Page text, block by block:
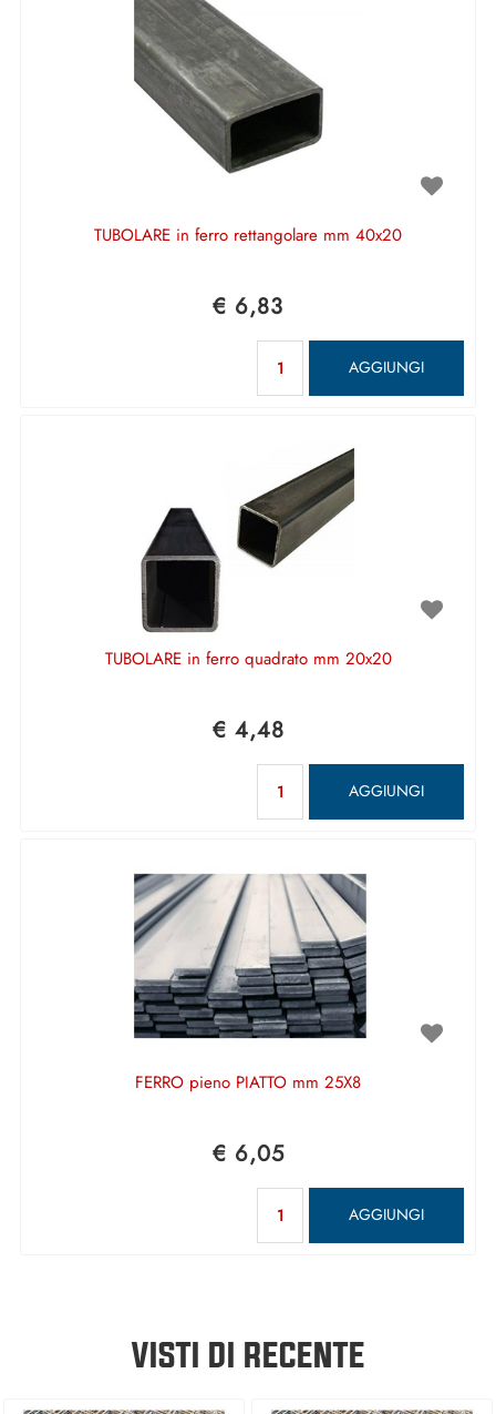
TUBOLARE in ferro rettangolare mm 40x20
€ 6,83
AGGIUNGI
TUBOLARE in ferro quadrato mm 20x20
€ 4,48
AGGIUNGI
FERRO pieno PIATTO mm 25X8
€ 6,05
AGGIUNGI
VISTI DI RECENTE